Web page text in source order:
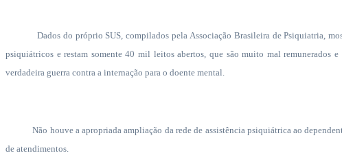
Dados do próprio SUS, compilados pela Associação Brasileira de Psiquiatria,
psiquiátricos e restam somente 40 mil leitos abertos, que são muito mal remunerados
verdadeira guerra contra a internação para o doente mental.
Não houve a apropriada ampliação da rede de assistência psiquiátrica ao
de atendimentos.